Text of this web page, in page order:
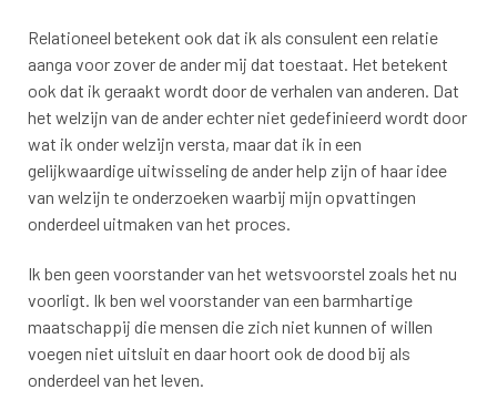
Relationeel betekent ook dat ik als consulent een relatie
aanga voor zover de ander mij dat toestaat. Het betekent
ook dat ik geraakt wordt door de verhalen van anderen. Dat
het welzijn van de ander echter niet gedefinieerd wordt door
wat ik onder welzijn versta, maar dat ik in een
gelijkwaardige uitwisseling de ander help zijn of haar idee
van welzijn te onderzoeken waarbij mijn opvattingen
onderdeel uitmaken van het proces.
Ik ben geen voorstander van het wetsvoorstel zoals het nu
voorligt. Ik ben wel voorstander van een barmhartige
maatschappij die mensen die zich niet kunnen of willen
voegen niet uitsluit en daar hoort ook de dood bij als
onderdeel van het leven.